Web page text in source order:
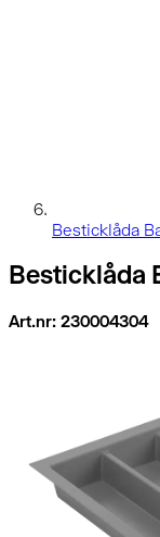
Besticklåda
Besticklåda
Art.nr: 230004304